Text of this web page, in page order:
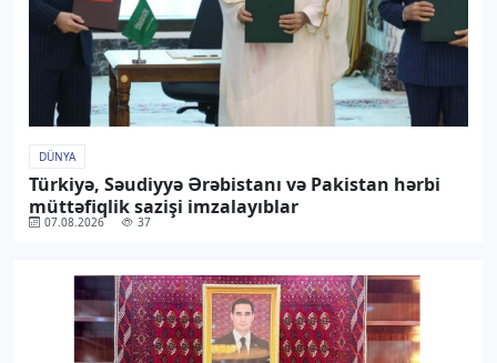
DÜNYA
Türkiyə, Səudiyyə Ərəbistanı və Pakistan hərbi
müttəfiqlik sazişi imzalayıblar
07.08.2026 37